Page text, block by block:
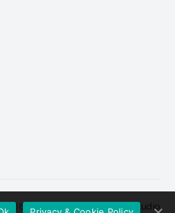
Web Desing By X Studio